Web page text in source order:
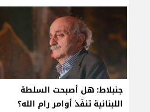
جنبلاط: هل أصبحت السلطة
اللبنانية تنفّذ أوامر رام الله؟